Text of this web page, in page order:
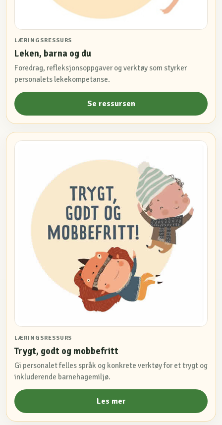
LÆRINGSRESSURS
Leken, barna og du
Foredrag, refleksjonsoppgaver og verktøy som styrker
personalets lekekompetanse.
Se ressursen
LÆRINGSRESSURS
Trygt, godt og mobbefritt
Gi personalet felles språk og konkrete verktøy for et trygt og
inkluderende barnehagemiljø.
Les mer